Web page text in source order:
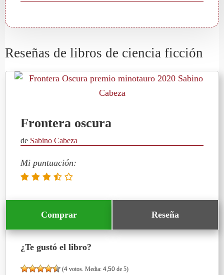
Reseñas de libros de ciencia ficción
Frontera oscura
de Sabino Cabeza
Mi puntuación:
Comprar Reseña
¿Te gustó el libro?
(4 votos. Media: 4,50 de 5)